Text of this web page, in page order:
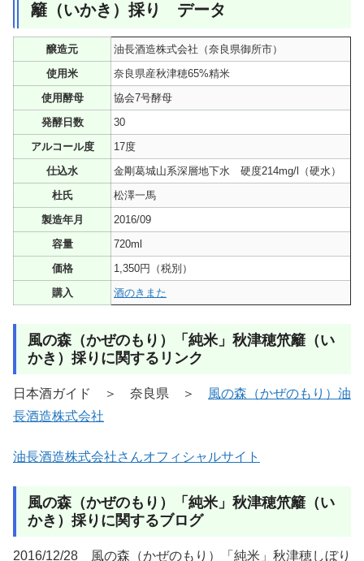
籬（いかき）採り データ
醸造元
油長酒造株式会社（奈良県御所市）
使用米
奈良県産秋津穂65%精米
使用酵母
協会7号酵母
発酵日数
30
アルコール度
17度
仕込水
金剛葛城山系深層地下水 硬度214mg/l（硬水）
杜氏
松澤一馬
製造年月
2016/09
容量
720ml
価格
1,350円（税別）
購入
酒のきまた
風の森（かぜのもり）「純米」秋津穂笊籬（い
かき）採りに関するリンク
日本酒ガイド ＞ 奈良県 ＞
風の森（かぜのもり）油
長酒造株式会社
油長酒造株式会社さんオフィシャルサイト
風の森（かぜのもり）「純米」秋津穂笊籬（い
かき）採りに関するブログ
2016/12/28 風の森（かぜのもり）「純米」秋津穂しぼり